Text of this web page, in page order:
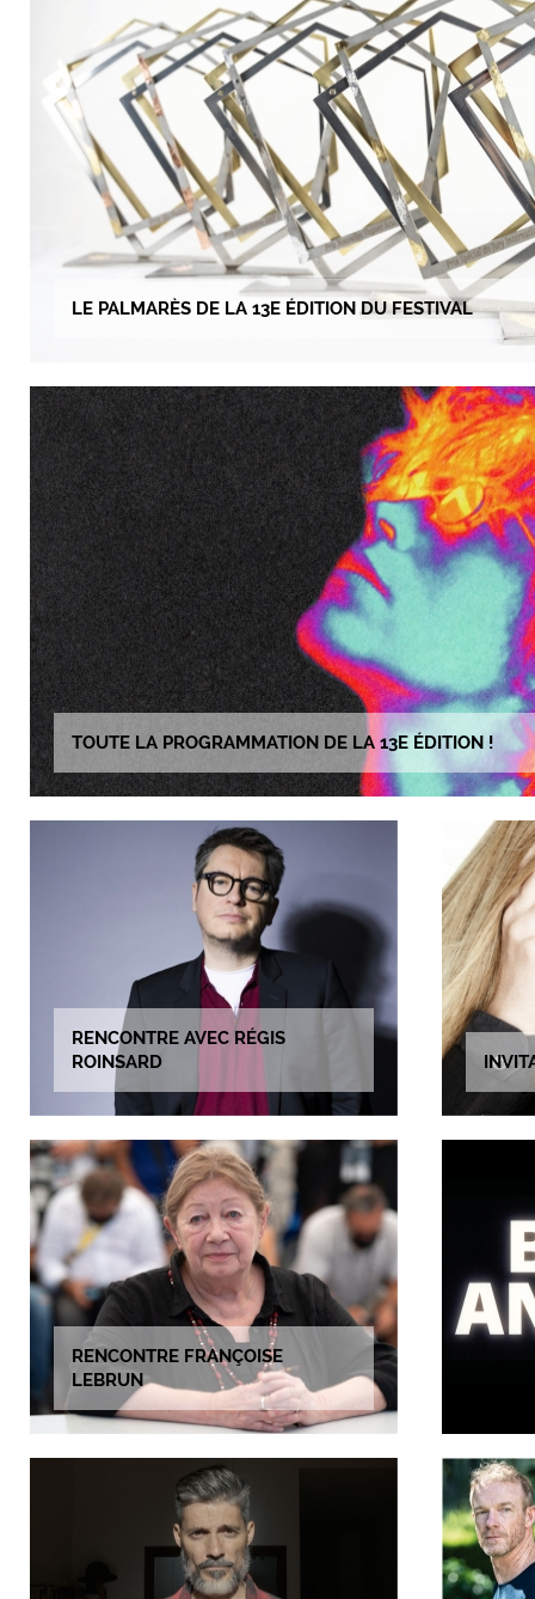
LE PALMARÈS DE LA 13E ÉDITION DU FESTIVAL
TOUTE LA PROGRAMMATION DE LA 13E ÉDITION !
RENCONTRE AVEC RÉGIS
ROINSARD
RENCONTRE FRANÇOISE
LEBRUN